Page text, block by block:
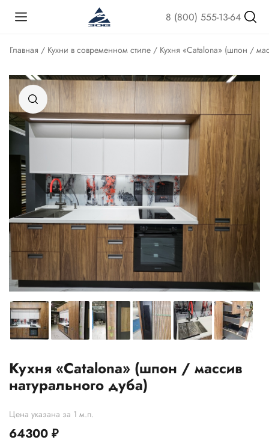
8 (800) 555-13-64
Главная / Кухни в современном стиле / Кухня «Catalona» (шпон /
Кухня «Catalona» (шпон / массив
натурального дуба)
Цена указана за 1 м.п.
64300 ₽